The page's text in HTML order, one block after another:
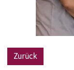
Zurück